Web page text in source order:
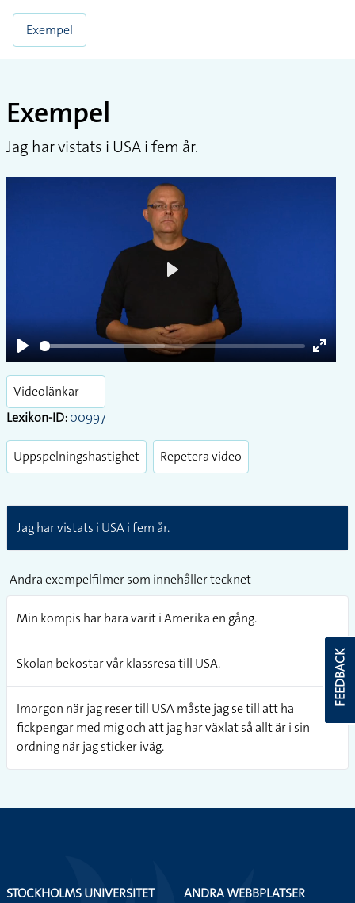
Exempel
Exempel
Jag har vistats i USA i fem år.
Play
Enter
Videolänkar
Lexikon-ID:00997
Uppspelningshastighet Repetera video
Jag har vistats i USA i fem år.
Andra exempelfilmer som innehåller tecknet
Min kompis har bara varit i Amerika en gång.
Skolan bekostar vår klassresa till USA.
Imorgon när jag reser till USA måste jag se till att ha
fickpengar med mig och att jag har växlat så allt är i sin
ordning när jag sticker iväg.
FEEDBACK
STOCKHOLMS UNIVERSITET
ANDRA WEBBPLATSER